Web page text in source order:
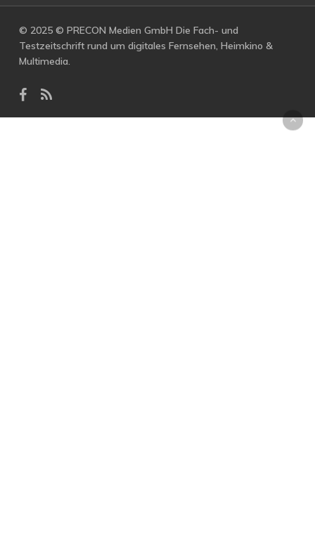
© 2025 © PRECON Medien GmbH Die Fach- und
Testzeitschrift rund um digitales Fernsehen, Heimkino &
Multimedia.
facebook
RSS